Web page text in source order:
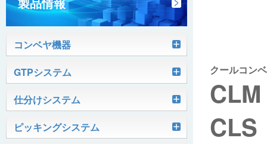
コンベヤ機器
軽搬送コンベヤ
ベルコンミニ
ファインコンベヤ
ケース搬送コンベヤ
ユニコンV
グラビティコンベヤ
GTPシステム
Skypod®（スカイポッド）
AGVシステム
仕分けシステム
ユニソーター
ピッキングシステム
クールコン
CLM
CLS